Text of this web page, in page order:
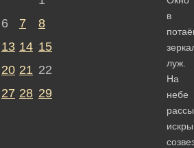
в
луж.
На
небе
искры
6 7
8
13 14 15
20 21 22
27 28 29